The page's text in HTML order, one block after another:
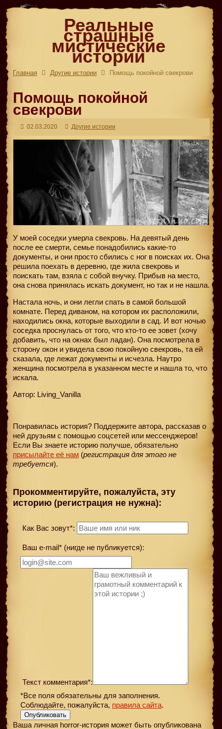
Реальные
страшные
мистические
истории
Главная Другие истории Помощь покойной свекрови
Помощь покойной
свекрови
02.03.2020 Другие истории
У моей соседки умерла свекровь. На девятый день
после ее смерти, семье понадобились какие-то
документы, и они просто сбились с ног в поисках их. Она
решила поехать в деревню, где жила свекровь и
поискать там, взяла с собой внучку. Прибыв на место,
она снова принялась искать документ, но так и не нашла.
Настала ночь, и они легли спать в самой большой
комнате. Перед диваном, на котором их расположили,
находились окна, которые выходили в сад. И вот ночью
соседка проснулась от того, что кто-то ее зовет (хочу
добавить, что на окнах был ладан). Она посмотрела в
сторону окон и увидела свою покойную свекровь, та ей
сказала, где лежат документы и исчезла. Наутро
женщина посмотрела в указанном месте и нашла то, что
искала.
Автор: Living_Vanilla
Понравилась история? Поддержите автора, рассказав о
ней друзьям с помощью соцсетей или мессенджеров!
Если Вы знаете историю получше, обязательно
присылайте её нам (регистрация для этого не
требуется).
Прокомментируйте, пожалуйста, эту
историю (регистрация не нужна):
Как Вас зовут*:
Ваш e-mail* (нигде не публикуется):
Текст комментария*:
*Все поля обязательны для заполнения.
Соблюдайте, пожалуйста, правила сайта.
Опубликовать
Ваша личная horror-история может быть опубликована